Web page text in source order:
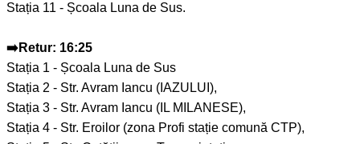
Stația 11 - Școala Luna de Sus.
➡️Retur: 16:25
Stația 1 - Școala Luna de Sus
Stația 2 - Str. Avram Iancu (IAZULUI),
Stația 3 - Str. Avram Iancu (IL MILANESE),
Stația 4 - Str. Eroilor (zona Profi stație comună CTP),